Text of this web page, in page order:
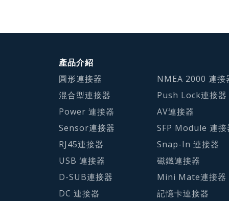
產品介紹
圓形連接器
混合型連接器
Power 連接器
Sensor連接器
RJ45連接器
USB 連接器
D-SUB連接器
DC 連接器
NMEA 2000 連接
Push Lock連接器
AV連接器
SFP Module 連接
Snap-In 連接器
磁鐵連接器
Mini Mate連接器
記憶卡連接器